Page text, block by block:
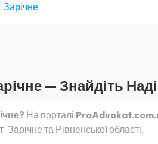
Зарічне
— Знайдіть
На порталі
та Рівненської області.